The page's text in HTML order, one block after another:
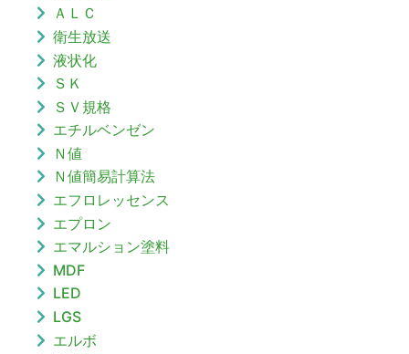
ＡＬＣ
衛生放送
液状化
ＳＫ
ＳＶ規格
エチルベンゼン
Ｎ値
Ｎ値簡易計算法
エフロレッセンス
エプロン
エマルション塗料
MDF
LED
LGS
エルボ